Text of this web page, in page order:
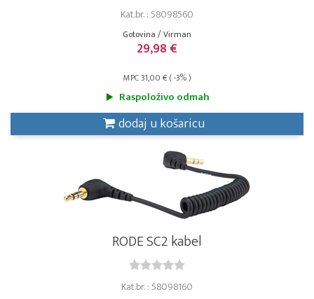
Kat.br. : 58098560
Gotovina / Virman
29,98 €
MPC 31,00 € ( -3% )
Raspoloživo odmah
dodaj u košaricu
RODE SC2 kabel
Kat.br. : 58098160